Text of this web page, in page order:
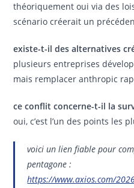
théoriquement oui via des
scénario créerait un
existe-t-il des alternatives
plusieurs entreprises
mais remplacer anthropic
ce conflit concerne-t-il la
oui, c’est l’un des points les
voici un lien fiable pour
pentagone :
https://www.axios.com/